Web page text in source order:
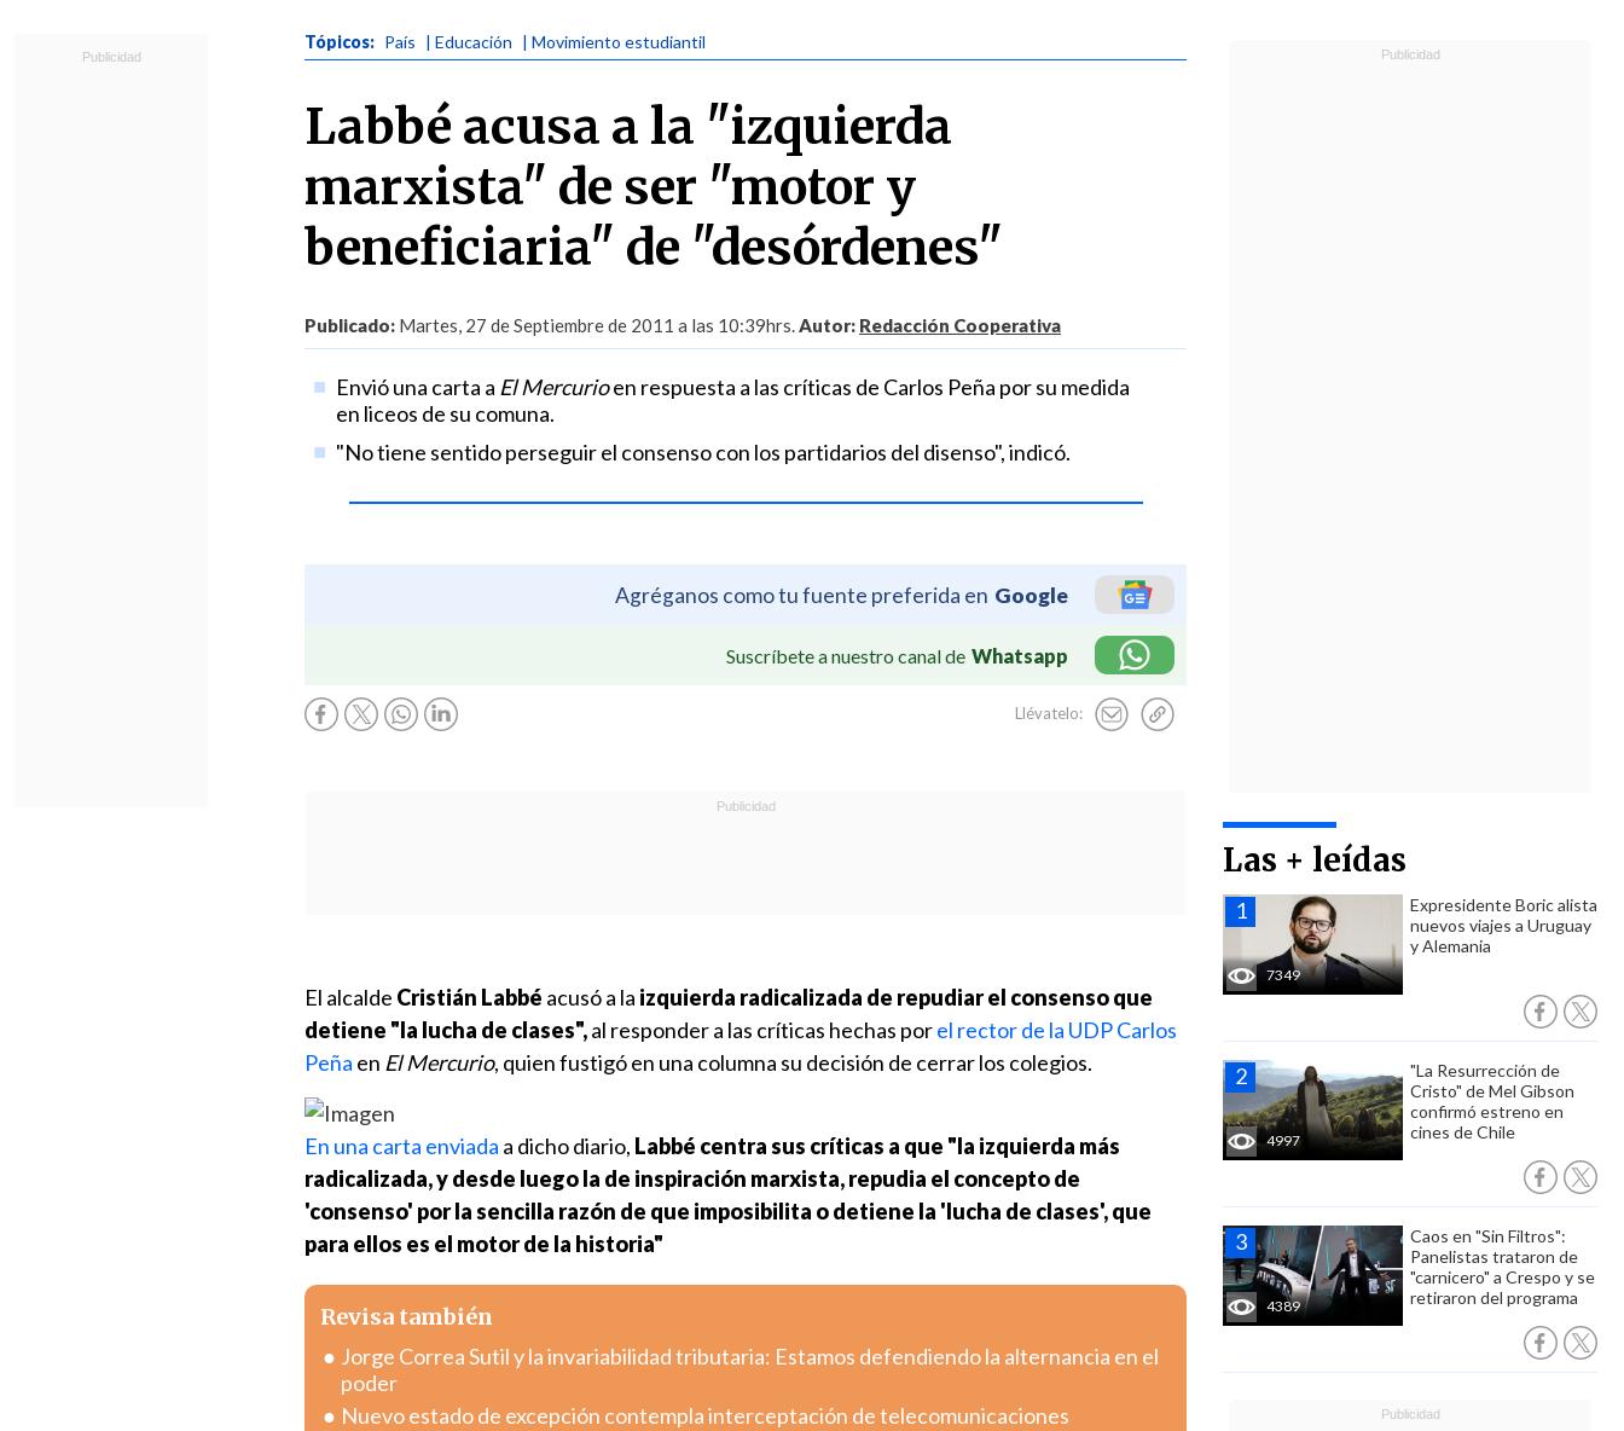
Tópicos: País | Educación | Movimiento estudiantil
Labbé acusa a la "izquierda
marxista" de ser "motor y
beneficiaria" de "desórdenes"
Publicado: Martes, 27 de Septiembre de 2011 a las 10:39hrs.Autor: Redacción Cooperativa
Envió una carta a El Mercurioen respuesta a las críticas de Carlos Peña por su medida
en liceos de su comuna.
"No tiene sentido perseguir el consenso con los partidarios del disenso", indicó.
Agréganos como tu fuente preferida en Google
Suscríbete a nuestro canal de Whatsapp
Llévatelo:
Las + leídas
7349
Expresidente Boric alista
nuevos viajes a Uruguay
y Alemania
4997
"La Resurrección de
Cristo" de Mel Gibson
confirmó estreno en
cines de Chile
4389
Caos en "Sin Filtros":
Panelistas trataron de
"carnicero" a Crespo y se
retiraron del programa
El alcalde Cristián Labbé acusó a la izquierda radicalizada de repudiar el consenso que
detiene "la lucha de clases",al responder a las críticas hechas porel rector de la UDP Carlos
Peña en El Mercurio, quien fustigó en una columna su decisión de cerrar los colegios.
En una carta enviada a dicho diario, Labbé centra sus críticas a que "la izquierda más
radicalizada, y desde luego la de inspiración marxista, repudia el concepto de
'consenso' por la sencilla razón de que imposibilita o detiene la 'lucha de clases', que
para ellos es el motor de la historia"
Revisa también
Jorge Correa Sutil y la invariabilidad tributaria: Estamos defendiendo la alternancia en el
poder
Nuevo estado de excepción contempla interceptación de telecomunicaciones